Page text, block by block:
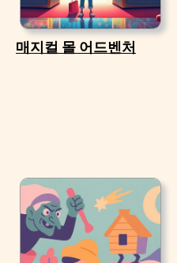
매지컬 몰 어드벤처